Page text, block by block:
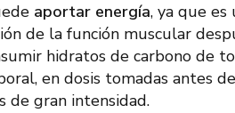
aportar energía, ya que es
de la función muscular
hidratos de carbono de
en dosis tomadas antes
de gran intensidad.